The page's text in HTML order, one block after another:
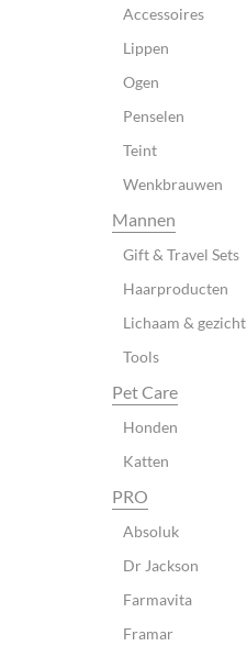
Accessoires
Lippen
Ogen
Penselen
Teint
Wenkbrauwen
Mannen
Gift & Travel Sets
Haarproducten
Lichaam & gezicht
Tools
Pet Care
Honden
Katten
PRO
Absoluk
Dr Jackson
Farmavita
Framar